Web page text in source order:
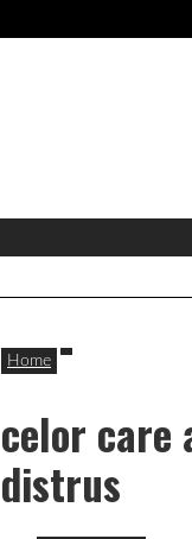
Home
celor care
distrus